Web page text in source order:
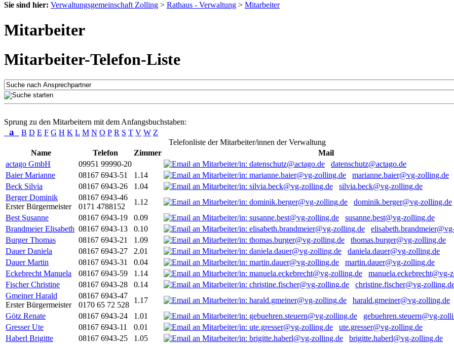
Sie sind hier: Verwaltungsgemeinschaft Zolling > Rathaus - Verwaltung > Mitarbeiter
Mitarbeiter
Mitarbeiter-Telefon-Liste
Sprung zu den Mitarbeitern mit dem Anfangsbuchstaben:
a B D E F G H K L M N O P R S T V W Z
Telefonliste der Mitarbeiter/innen der Verwaltung
Name
Telefon Zimmer
Mail
actago GmbH
09951 99990-20
datenschutz@actago.de
Baier Marianne
08167 6943-51 1.14
marianne.baier@vg-zolling.de
Beck Silvia
08167 6943-26 1.04
silvia.beck@vg-zolling.de
Berger Dominik
Erster Bürgermeister
08167 6943-46
0171 4788152
1.12
dominik.berger@vg-zolling.de
Best Susanne
08167 6943-19 0.09
susanne.best@vg-zolling.de
Brandmeier Elisabeth 08167 6943-13 0.10
Burger Thomas
08167 6943-21 1.09
thomas.burger@vg-zolling.de
Dauer Daniela
08167 6943-27 2.01
daniela.dauer@vg-zolling.de
Dauer Martin
08167 6943-31 0.04
martin.dauer@vg-zolling.de
Eckebrecht Manuela
08167 6943-59 1.14
manuela.eckebrecht@vg-
Fischer Christine
08167 6943-28 0.14
christine.fischer@vg-
Gmeiner Harald
Erster Bürgermeister
08167 6943-47
0170 65 72 528
1.17
harald.gmeiner@vg-zolling.de
Götz Renate
08167 6943-24 1.01
gebuehren.steuern@vg-
Gresser Ute
08167 6943-11 0.01
ute.gresser@vg-zolling.de
Haberl Brigitte
08167 6943-25 1.05
brigitte.haberl@vg-zolling.de